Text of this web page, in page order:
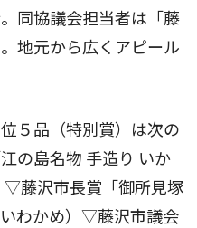
同協議会担当者は「藤
地元から広くアピール
５品（特別賞）は次の
の島名物 手造り いか
▽藤沢市長賞「御所見塚
わかめ）▽藤沢市議会